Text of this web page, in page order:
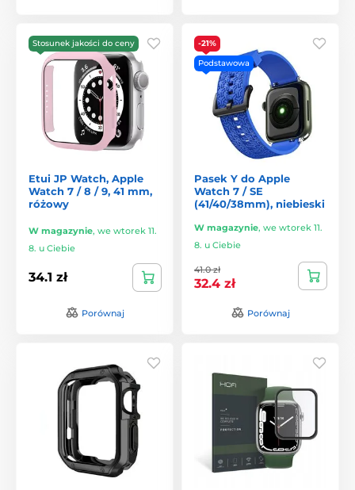
Stosunek jakości do ceny
Etui JP Watch, Apple
Watch 7 / 8 / 9, 41 mm,
różowy
W magazynie, we wtorek 11.
8. u Ciebie
34.1 zł
Porównaj
-21%
Podstawowa
Pasek Y do Apple
Watch 7 / SE
(41/40/38mm), niebieski
W magazynie, we wtorek 11.
8. u Ciebie
41.0 zł
32.4 zł
Porównaj